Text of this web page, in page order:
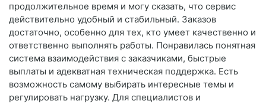
продолжительное время и могу сказать, что сервис
действительно удобный и стабильный. Заказов
достаточно, особенно для тех, кто умеет качественно и
ответственно выполнять работы. Понравилась понятная
система взаимодействия с заказчиками, быстрые
выплаты и адекватная техническая поддержка. Есть
возможность самому выбирать интересные темы и
регулировать нагрузку. Для специалистов и